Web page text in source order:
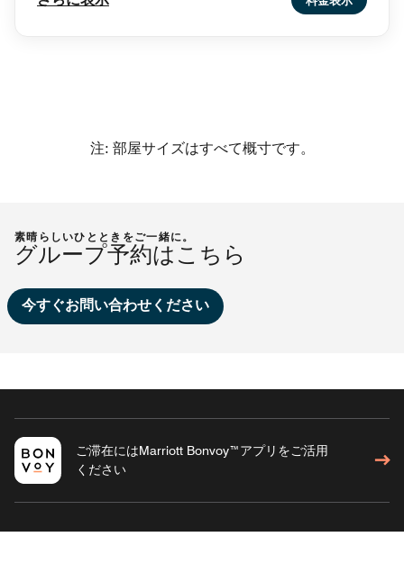
注: 部屋サイズはすべて概寸です。
素晴らしいひとときをご一緒に。
グループ予約はこちら
今すぐお問い合わせください
ご滞在にはMarriott Bonvoy™アプリをご活用
ください